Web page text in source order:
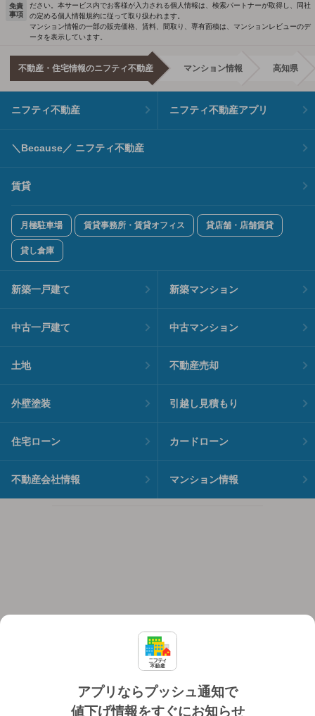
アプリならプッシュ通知で
値下げ情報をすぐにお知らせ
免責
事項
ださい。本サービス内でお客様が入力される個人情報は、検索パートナーが取得し、同社
の定める個人情報規約に従って取り扱われます。
マンション情報の一部の販売価格、賃料、間取り、専有面積は、マンションレビューのデ
ータを表示しています。
不動産・住宅情報のニフティ不動産 マンション情報 高知県
ニフティ不動産 ニフティ不動産アプリ
＼Because／ ニフティ不動産
賃貸
月極駐車場 賃貸事務所・賃貸オフィス 貸店舗・店舗賃貸
貸し倉庫
新築一戸建て 新築マンション
中古一戸建て 中古マンション
土地 不動産売却
外壁塗装 引越し見積もり
住宅ローン カードローン
不動産会社情報 マンション情報